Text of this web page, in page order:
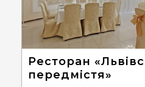
Ресторан
передмістя»